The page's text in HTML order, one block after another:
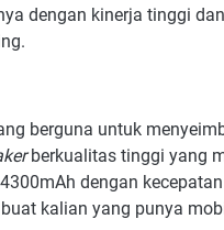
dengan kinerja tinggi
berguna untuk
berkualitas tinggi yang
dengan
kalian yang punya